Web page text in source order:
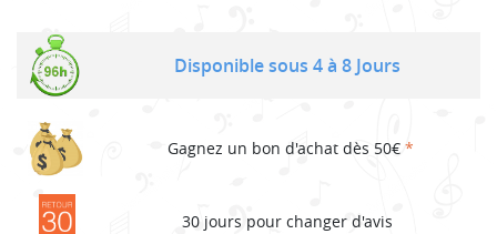
Disponible sous 4 à 8 Jours
Gagnez un bon d'achat dès 50€ *
30 jours pour changer d'avis